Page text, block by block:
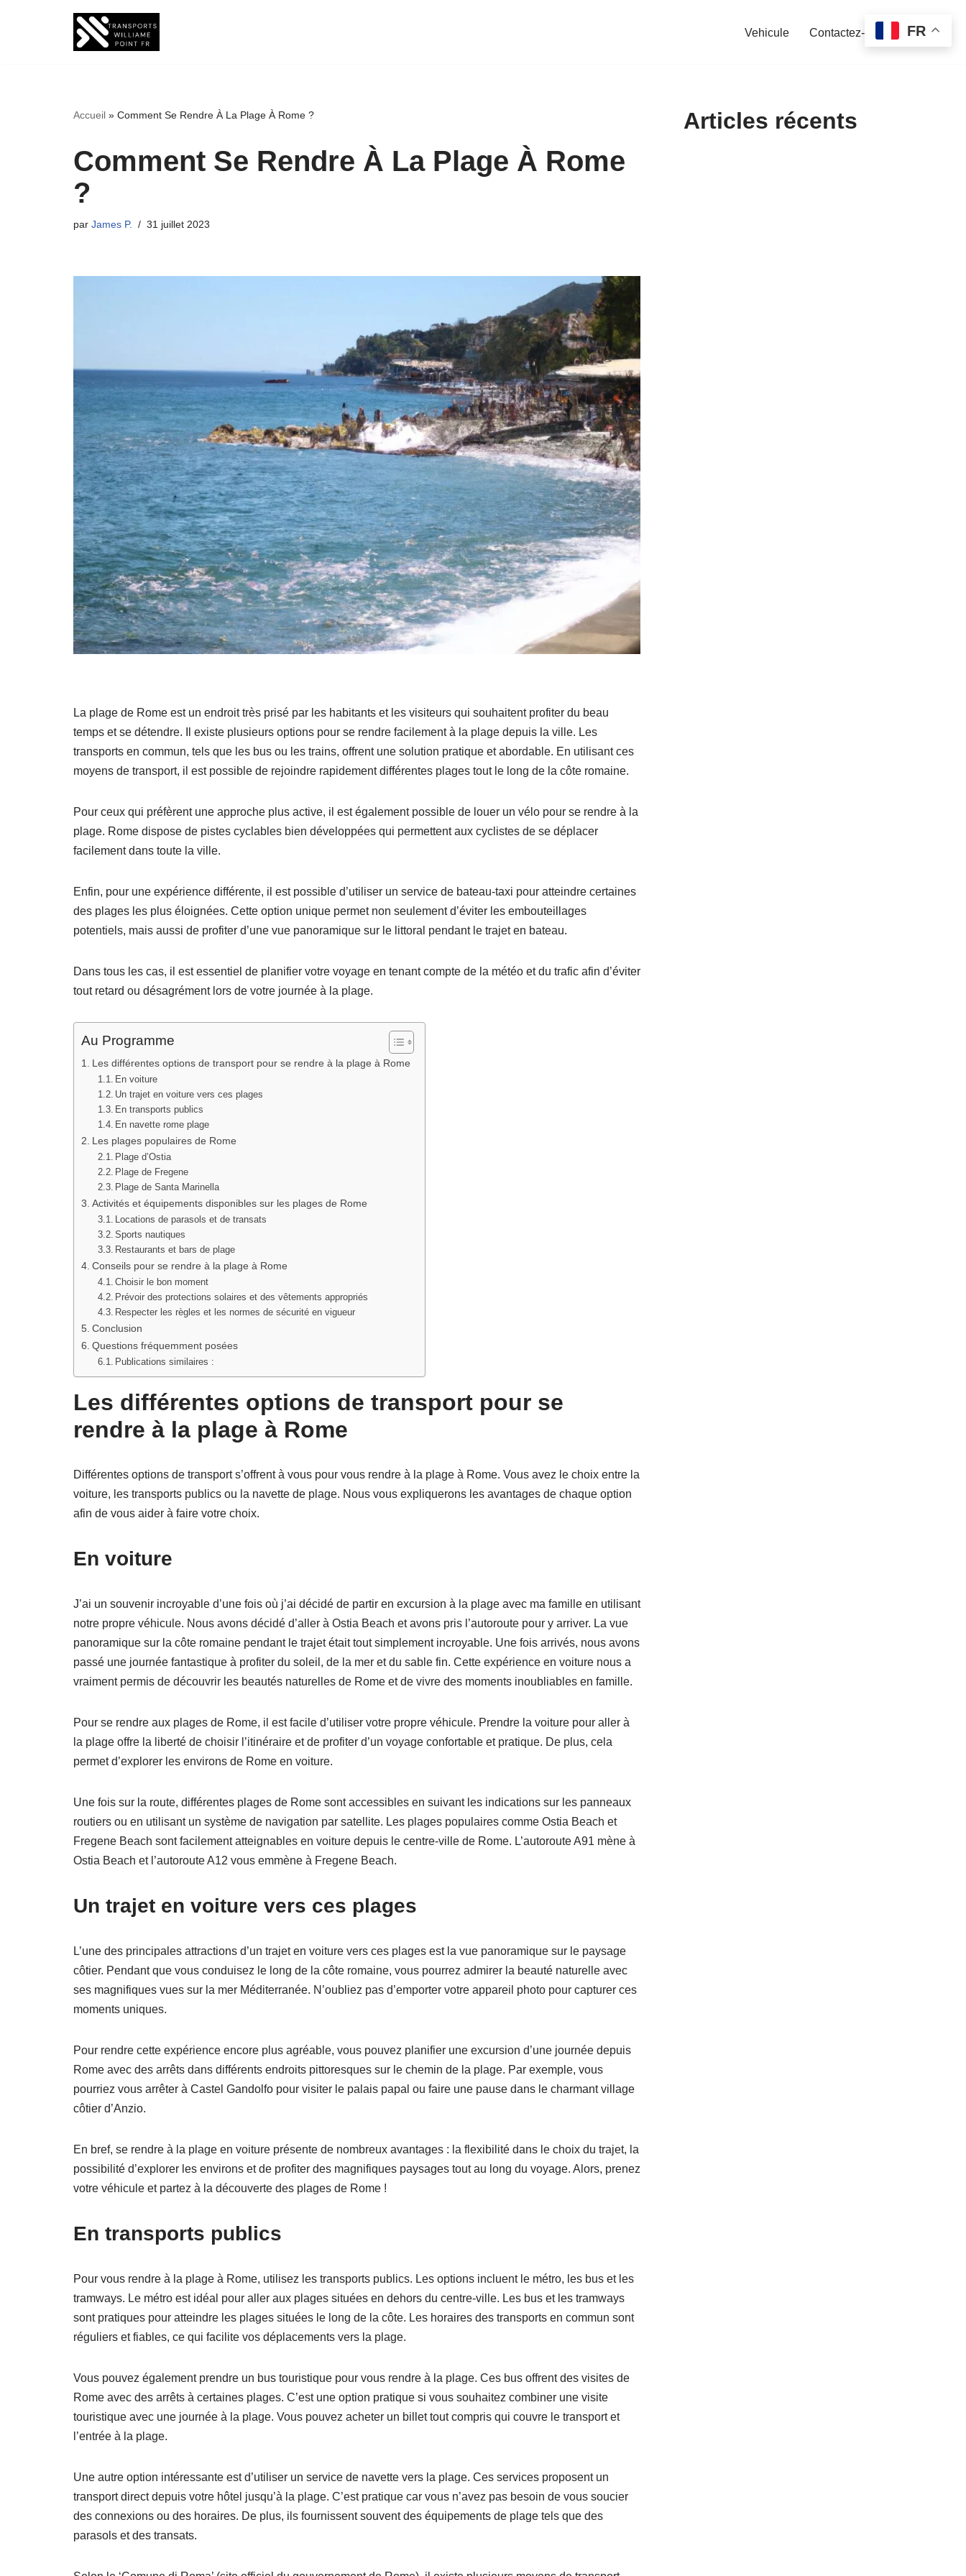
Vehicule Contactez-nous
Accueil » Comment Se Rendre À La Plage À Rome ?
Comment Se Rendre À La Plage À Rome
?
par James P. 31 juillet 2023
La plage de Rome est un endroit très prisé par les habitants et les visiteurs qui souhaitent profiter du beau
temps et se détendre. Il existe plusieurs options pour se rendre facilement à la plage depuis la ville. Les
transports en commun, tels que les bus ou les trains, offrent une solution pratique et abordable. En utilisant ces
moyens de transport, il est possible de rejoindre rapidement différentes plages tout le long de la côte romaine.
Pour ceux qui préfèrent une approche plus active, il est également possible de louer un vélo pour se rendre à la
plage. Rome dispose de pistes cyclables bien développées qui permettent aux cyclistes de se déplacer
facilement dans toute la ville.
Enfin, pour une expérience différente, il est possible d’utiliser un service de bateau-taxi pour atteindre certaines
des plages les plus éloignées. Cette option unique permet non seulement d’éviter les embouteillages
potentiels, mais aussi de profiter d’une vue panoramique sur le littoral pendant le trajet en bateau.
Dans tous les cas, il est essentiel de planifier votre voyage en tenant compte de la météo et du trafic afin d’éviter
tout retard ou désagrément lors de votre journée à la plage.
Au Programme
Les différentes options de transport pour se rendre à la plage à Rome
En voiture
Un trajet en voiture vers ces plages
En transports publics
En navette rome plage
Les plages populaires de Rome
Plage d’Ostia
Plage de Fregene
Plage de Santa Marinella
Activités et équipements disponibles sur les plages de Rome
Locations de parasols et de transats
Sports nautiques
Restaurants et bars de plage
Conseils pour se rendre à la plage à Rome
Choisir le bon moment
Prévoir des protections solaires et des vêtements appropriés
Respecter les règles et les normes de sécurité en vigueur
Conclusion
Questions fréquemment posées
Publications similaires :
Les différentes options de transport pour se
rendre à la plage à Rome
Différentes options de transport s’offrent à vous pour vous rendre à la plage à Rome. Vous avez le choix entre la
voiture, les transports publics ou la navette de plage. Nous vous expliquerons les avantages de chaque option
afin de vous aider à faire votre choix.
En voiture
J’ai un souvenir incroyable d’une fois où j’ai décidé de partir en excursion à la plage avec ma famille en utilisant
notre propre véhicule. Nous avons décidé d’aller à Ostia Beach et avons pris l’autoroute pour y arriver. La vue
panoramique sur la côte romaine pendant le trajet était tout simplement incroyable. Une fois arrivés, nous avons
passé une journée fantastique à profiter du soleil, de la mer et du sable fin. Cette expérience en voiture nous a
vraiment permis de découvrir les beautés naturelles de Rome et de vivre des moments inoubliables en famille.
Pour se rendre aux plages de Rome, il est facile d’utiliser votre propre véhicule. Prendre la voiture pour aller à
la plage offre la liberté de choisir l’itinéraire et de profiter d’un voyage confortable et pratique. De plus, cela
permet d’explorer les environs de Rome en voiture.
Une fois sur la route, différentes plages de Rome sont accessibles en suivant les indications sur les panneaux
routiers ou en utilisant un système de navigation par satellite. Les plages populaires comme Ostia Beach et
Fregene Beach sont facilement atteignables en voiture depuis le centre-ville de Rome. L’autoroute A91 mène à
Ostia Beach et l’autoroute A12 vous emmène à Fregene Beach.
Un trajet en voiture vers ces plages
L’une des principales attractions d’un trajet en voiture vers ces plages est la vue panoramique sur le paysage
côtier. Pendant que vous conduisez le long de la côte romaine, vous pourrez admirer la beauté naturelle avec
ses magnifiques vues sur la mer Méditerranée. N’oubliez pas d’emporter votre appareil photo pour capturer ces
moments uniques.
Pour rendre cette expérience encore plus agréable, vous pouvez planifier une excursion d’une journée depuis
Rome avec des arrêts dans différents endroits pittoresques sur le chemin de la plage. Par exemple, vous
pourriez vous arrêter à Castel Gandolfo pour visiter le palais papal ou faire une pause dans le charmant village
côtier d’Anzio.
En bref, se rendre à la plage en voiture présente de nombreux avantages : la flexibilité dans le choix du trajet, la
possibilité d’explorer les environs et de profiter des magnifiques paysages tout au long du voyage. Alors, prenez
votre véhicule et partez à la découverte des plages de Rome !
En transports publics
Pour vous rendre à la plage à Rome, utilisez les transports publics. Les options incluent le métro, les bus et les
tramways. Le métro est idéal pour aller aux plages situées en dehors du centre-ville. Les bus et les tramways
sont pratiques pour atteindre les plages situées le long de la côte. Les horaires des transports en commun sont
réguliers et fiables, ce qui facilite vos déplacements vers la plage.
Vous pouvez également prendre un bus touristique pour vous rendre à la plage. Ces bus offrent des visites de
Rome avec des arrêts à certaines plages. C’est une option pratique si vous souhaitez combiner une visite
touristique avec une journée à la plage. Vous pouvez acheter un billet tout compris qui couvre le transport et
l’entrée à la plage.
Une autre option intéressante est d’utiliser un service de navette vers la plage. Ces services proposent un
transport direct depuis votre hôtel jusqu’à la plage. C’est pratique car vous n’avez pas besoin de vous soucier
des connexions ou des horaires. De plus, ils fournissent souvent des équipements de plage tels que des
parasols et des transats.
Articles récents
FR